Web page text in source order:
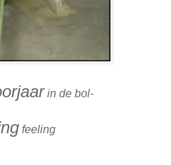
in de bol-
feeling